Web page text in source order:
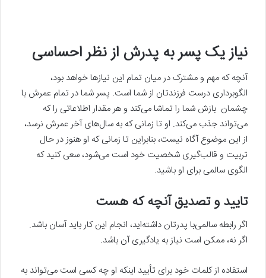
نیاز یک پسر به پدرش از نظر احساسی
آنچه که مهم و مشترک در میان تمام این نیازها خواهد بود،
الگوبرداری درست فرزندتان از شما است. پسر شما در تمام عمرش با
چشمان بازش شما را تماشا می‌کند و هر مقدار اطلاعاتی را که
می‌تواند جذب می‌کند. او تا زمانی که به سال‌های آخر عمرش نرسد،
از این موضوع آگاه نیست، بنابراین تا زمانی که او هنوز در حال
تربیت و قالب‌گیری شخصیت خود است می‌شود، سعی کنید که
الگوی سالمی برای او باشید.
تایید و تصدیق آنچه که هست
اگر رابطه سالمی‌با پدرتان داشته‌اید، انجام این کار باید آسان باشد.
اگر نه، ممکن است نیاز به یادگیری آن باشد.
استفاده از کلمات خود برای تأیید اینکه او چه کسی است می‌تواند به